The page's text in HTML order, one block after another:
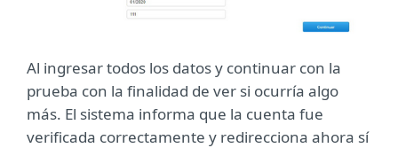
Al ingresar todos los datos y continuar con la
prueba con la finalidad de ver si ocurría algo
más. El sistema informa que la cuenta fue
verificada correctamente y redirecciona ahora sí